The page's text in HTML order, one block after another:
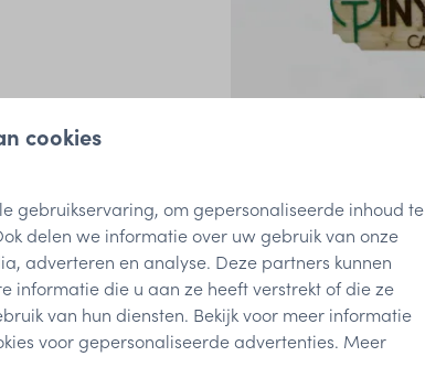
cookies
gebruikservaring, om gepersonaliseerde inhoud te
delen we informatie over uw gebruik van onze
adverteren en analyse. Deze partners kunnen
informatie die u aan ze heeft verstrekt of die ze
van hun diensten. Bekijk voor meer informatie
voor gepersonaliseerde advertenties. Meer